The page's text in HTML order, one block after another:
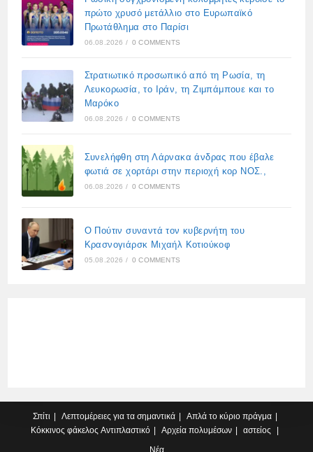
πρώτο χρυσό μετάλλιο στο Ευρωπαϊκό
Πρωτάθλημα στο Παρίσι
06.08.2026 / 0 COMMENTS
Στρατιωτικό προσωπικό από τη Ρωσία, τη
Λευκορωσία, το Ιράν, τη Ζιμπάμπουε και το
Μαρόκο
06.08.2026 / 0 COMMENTS
Συνελήφθη στη Λάρνακα άνδρας που έβαλε
φωτιά σε χορτάρι στην περιοχή κορ ΝΟΣ.,
06.08.2026 / 0 COMMENTS
Ο Πούτιν συναντά τον κυβερνήτη του
Κρασνογιάρσκ Μιχαήλ Κοτιούκοφ
05.08.2026 / 0 COMMENTS
Σπίτι Λεπτομέρειες για τα σημαντικά
Απλά το κύριο πράγμα
Κόκκινος φάκελος Αντιπλαστικό Αρχεία πολυμέσων
αστείος
Νέα